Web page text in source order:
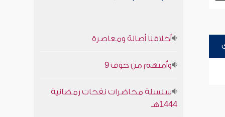
أخلاقنا أصالة ومعاصرة
وأمنهم من خوف 9
سلسلة محاضرات نفحات رمضانية
1444هـ